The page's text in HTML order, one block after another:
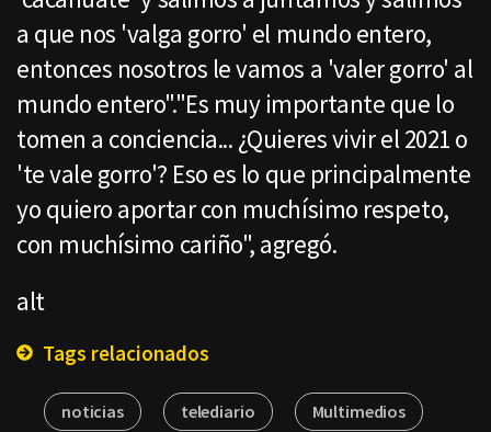
a que nos 'valga gorro' el mundo entero,
entonces nosotros le vamos a 'valer gorro' al
mundo entero"."Es muy importante que lo
tomen a conciencia... ¿Quieres vivir el 2021 o
'te vale gorro'? Eso es lo que principalmente
yo quiero aportar con muchísimo respeto,
con muchísimo cariño", agregó.
alt
Tags relacionados
noticias telediario Multimedios